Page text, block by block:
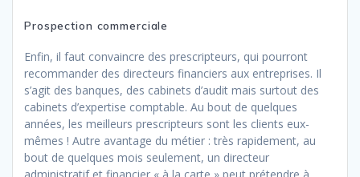
Prospection commerciale
Enfin, il faut convaincre des prescripteurs, qui pourront
recommander des directeurs financiers aux entreprises. Il
s’agit des banques, des cabinets d’audit mais surtout des
cabinets d’expertise comptable. Au bout de quelques
années, les meilleurs prescripteurs sont les clients eux-
mêmes ! Autre avantage du métier : très rapidement, au
bout de quelques mois seulement, un directeur